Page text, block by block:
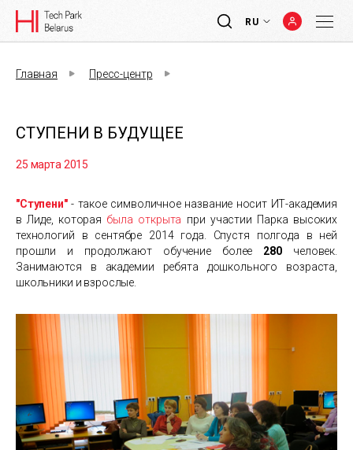
RU
Главная Пресс-центр
СТУПЕНИ В БУДУЩЕЕ
25 марта 2015
"Ступени"- такое символичное название носит ИТ-академия
в Лиде, которая была открыта при участии Парка высоких
технологий в сентябре 2014 года. Спустя полгода в ней
прошли и продолжают обучение более 280человек.
Занимаются в академии ребята дошкольного возраста,
школьники и взрослые.